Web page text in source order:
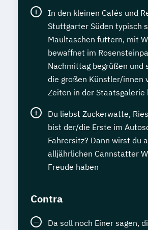
In den kleinen Cafés und
Stuttgarter Süden typisch
Maultaschen futtern, mit
bewaffnet im
Nachmittag begrüßen und
die großen Künstler/innen
Zeiten in der Staatsgalerie
Du liebst Zuckerwatte,
bist der/die Erste im
Fahrersitz? Dann wirst du
alljährlichen Cannstatter
Freude haben
Contra
Da soll noch Einer sagen,